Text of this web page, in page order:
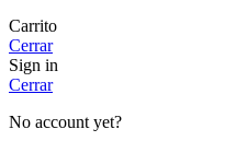
Carrito
Cerrar
Sign in
Cerrar
No account yet?